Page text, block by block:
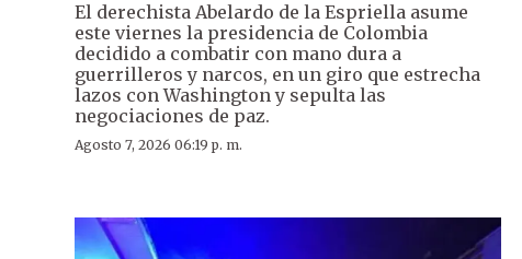
El derechista Abelardo de la Espriella asume
este viernes la presidencia de Colombia
decidido a combatir con mano dura a
guerrilleros y narcos, en un giro que estrecha
lazos con Washington y sepulta las
negociaciones de paz.
Agosto 7, 2026 06:19 p. m.